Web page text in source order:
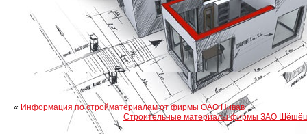
« Информация по стройматериалам от фирмы ОАО Нивав
Строительные материалы фирмы ЗАО